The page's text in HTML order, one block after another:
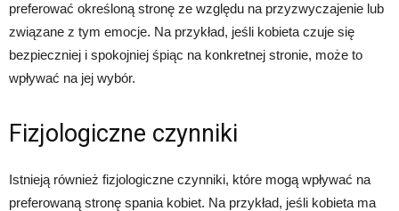
preferować określoną stronę ze względu na przyzwyczajenie lub
związane z tym emocje. Na przykład, jeśli kobieta czuje się
bezpieczniej i spokojniej śpiąc na konkretnej stronie, może to
wpływać na jej wybór.
Fizjologiczne czynniki
Istnieją również fizjologiczne czynniki, które mogą wpływać na
preferowaną stronę spania kobiet. Na przykład, jeśli kobieta ma